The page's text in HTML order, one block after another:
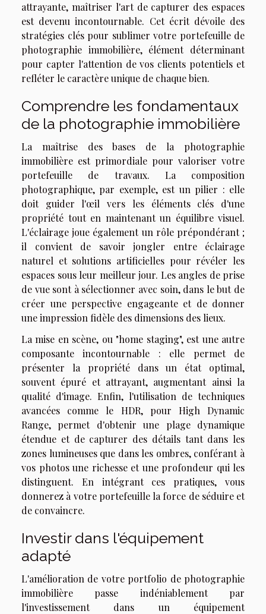
attrayante, maîtriser l'art de capturer des espaces
est devenu incontournable. Cet écrit dévoile des
stratégies clés pour sublimer votre portefeuille de
photographie immobilière, élément déterminant
pour capter l'attention de vos clients potentiels et
refléter le caractère unique de chaque bien.
Comprendre les fondamentaux
de la photographie immobilière
La maîtrise des bases de la photographie
immobilière est primordiale pour valoriser votre
portefeuille de travaux. La composition
photographique, par exemple, est un pilier : elle
doit guider l'œil vers les éléments clés d'une
propriété tout en maintenant un équilibre visuel.
L'éclairage joue également un rôle prépondérant ;
il convient de savoir jongler entre éclairage
naturel et solutions artificielles pour révéler les
espaces sous leur meilleur jour. Les angles de prise
de vue sont à sélectionner avec soin, dans le but de
créer une perspective engageante et de donner
une impression fidèle des dimensions des lieux.
La mise en scène, ou "home staging", est une autre
composante incontournable : elle permet de
présenter la propriété dans un état optimal,
souvent épuré et attrayant, augmentant ainsi la
qualité d'image. Enfin, l'utilisation de techniques
avancées comme le HDR, pour High Dynamic
Range, permet d'obtenir une plage dynamique
étendue et de capturer des détails tant dans les
zones lumineuses que dans les ombres, conférant à
vos photos une richesse et une profondeur qui les
distinguent. En intégrant ces pratiques, vous
donnerez à votre portefeuille la force de séduire et
de convaincre.
Investir dans l'équipement
adapté
L'amélioration de votre portfolio de photographie
immobilière passe indéniablement par
l'investissement dans un équipement